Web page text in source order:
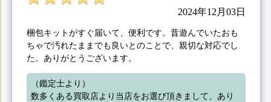
2024年12月03日
梱包キットがすぐ届いて、便利です。昔遊んでいたおも
ちゃで汚れたままでも良いとのことで、親切な対応でし
た。ありがとうございます。
（鑑定士より）
数多くある買取店より当店をお選び頂きまして、あり